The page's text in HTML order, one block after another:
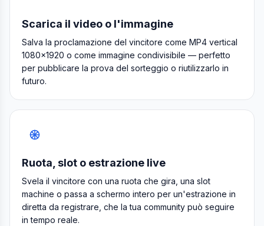
Scarica il video o l'immagine
Salva la proclamazione del vincitore come MP4 vertical
1080×1920 o come immagine condivisibile — perfetto
per pubblicare la prova del sorteggio o riutilizzarlo in
futuro.
Ruota, slot o estrazione live
Svela il vincitore con una ruota che gira, una slot
machine o passa a schermo intero per un'estrazione in
diretta da registrare, che la tua community può seguire
in tempo reale.